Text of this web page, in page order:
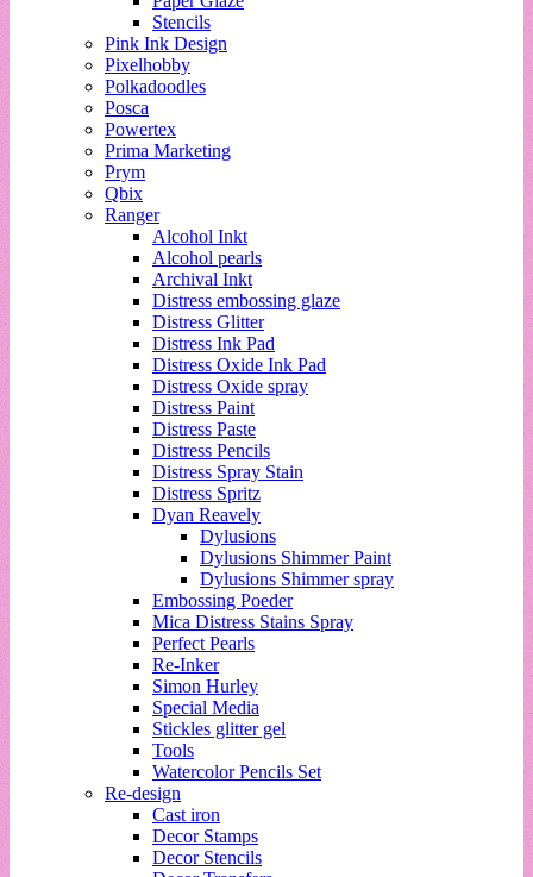
Stencils
Pink Ink Design
Pixelhobby
Polkadoodles
Posca
Powertex
Prima Marketing
Prym
Qbix
Ranger
Alcohol Inkt
Alcohol pearls
Archival Inkt
Distress embossing glaze
Distress Glitter
Distress Ink Pad
Distress Oxide Ink Pad
Distress Oxide spray
Distress Paint
Distress Paste
Distress Pencils
Distress Spray Stain
Distress Spritz
Dyan Reavely
Dylusions
Dylusions Shimmer Paint
Dylusions Shimmer spray
Embossing Poeder
Mica Distress Stains Spray
Perfect Pearls
Re-Inker
Simon Hurley
Special Media
Stickles glitter gel
Tools
Watercolor Pencils Set
Re-design
Cast iron
Decor Stamps
Decor Stencils